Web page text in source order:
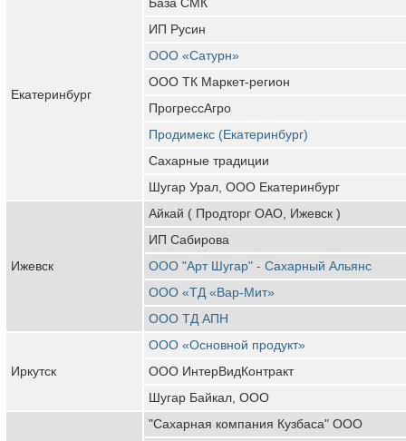
Екатеринбург
ИП Русин
ООО «Сатурн»
ООО ТК Маркет-регион
ПрогрессАгро
Продимекс (Екатеринбург)
Сахарные традиции
Шугар Урал, ООО Екатеринбург
Ижевск
Айкай ( Продторг ОАО, Ижевск )
ИП Сабирова
ООО "Арт Шугар" - Сахарный Альянс
ООО «ТД «Вар-Мит»
ООО ТД АПН
Иркутск
ООО «Основной продукт»
ООО ИнтерВидКонтракт
Шугар Байкал, ООО
"Сахарная компания Кузбаса" ООО